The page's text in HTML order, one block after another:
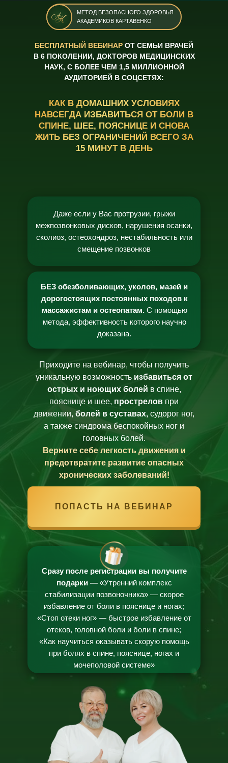
МЕТОД БЕЗОПАСНОГО ЗДОРОВЬЯ
АКАДЕМИКОВ КАРТАВЕНКО
КАК В ДОМАШНИХ УСЛОВИЯХ
НАВСЕГДА ИЗБАВИТЬСЯ ОТ БОЛИ В
СПИНЕ, ШЕЕ, ПОЯСНИЦЕ И СНОВА
ЖИТЬ БЕЗ ОГРАНИЧЕНИЙ ВСЕГО ЗА
15 МИНУТ В ДЕНЬ
БЕСПЛАТНЫЙ ВЕБИНАР ОТ СЕМЬИ ВРАЧЕЙ
В 6 ПОКОЛЕНИИ, ДОКТОРОВ МЕДИЦИНСКИХ
НАУК, С БОЛЕЕ ЧЕМ 1,5 МИЛЛИОННОЙ
АУДИТОРИЕЙ В СОЦСЕТЯХ:
ПОПАСТЬ НА ВЕБИНАР
Даже если у Вас протрузии, грыжи
межпозвонковых дисков, нарушения осанки,
сколиоз, остеохондроз, нестабильность или
смещение позвонков
БЕЗ обезболивающих, уколов, мазей и
дорогостоящих постоянных походов к
массажистам и остеопатам.С помощью
метода, эффективность которого научно
доказана.
Приходите на вебинар, чтобы получить
уникальную возможность избавиться от
острых и ноющих болей в спине,
пояснице и шее, прострелов при
движении, болей в суставах, судорог ног,
а также синдрома беспокойных ног и
головных болей.
Верните себе легкость движения и
предотвратите развитие опасных
хронических заболеваний!
Сразу после регистрации вы получите
подарки — «Утренний комплекс
стабилизации позвоночника» — скорое
избавление от боли в пояснице и ногах;
«Стоп отеки ног» — быстрое избавление от
отеков, головной боли и боли в спине;
«Как научиться оказывать скорую помощь
при болях в спине, пояснице, ногах и
мочеполовой системе»